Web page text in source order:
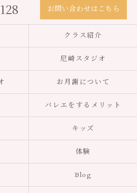
お問い合わせはこちら
クラス紹介
尼崎スタジオ
お月謝について
バレエをするメリット
キッズ
体験
Blog